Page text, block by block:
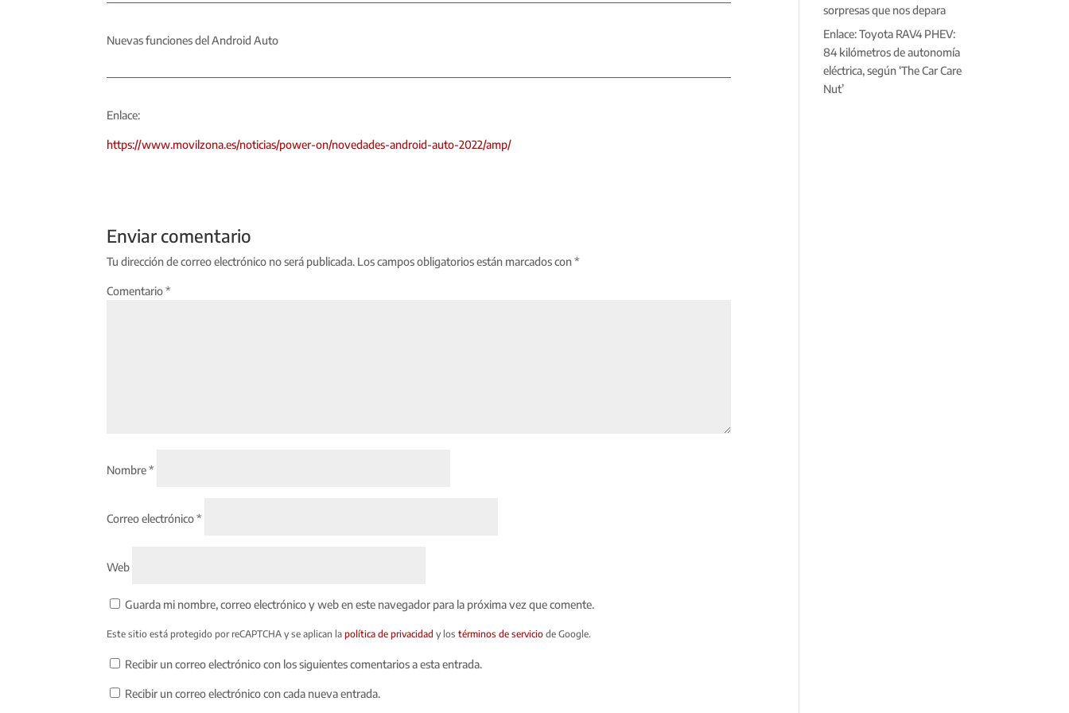
Nuevas funciones del Android Auto
Enlace:
https://www.movilzona.es/noticias/power-on/novedades-android-auto-2022/amp/
Enviar comentario
Tu dirección de correo electrónico no será publicada. Los campos obligatorios están marcados con*
Comentario*
Nombre*
Correo electrónico*
Web
Guarda mi nombre, correo electrónico y web en este navegador para la próxima vez que comente.
Este sitio está protegido por reCAPTCHA y se aplican lapolítica de privacidad y lostérminos de servicio de Google.
Recibir un correo electrónico con los siguientes comentarios a esta entrada.
Recibir un correo electrónico con cada nueva entrada.
sorpresas que nos depara
Enlace: Toyota RAV4 PHEV:
84 kilómetros de autonomía
eléctrica, según ‘The Car Care
Nut’